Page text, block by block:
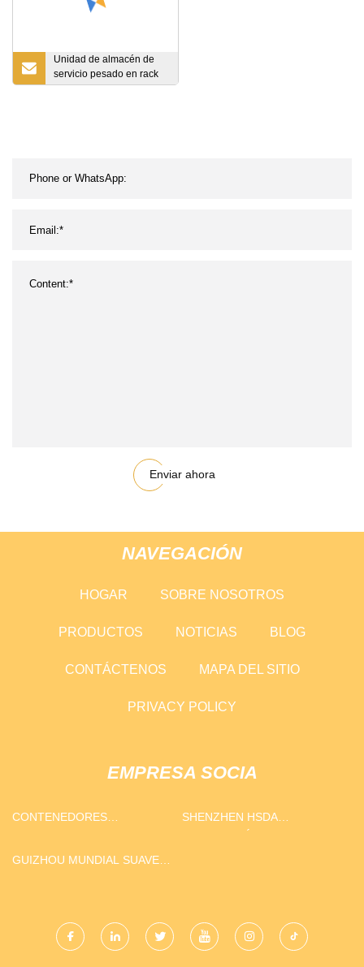
Unidad de almacén de
servicio pesado en rack
con palet
Enviar ahora
NAVEGACIÓN
HOGAR SOBRE NOSOTROS
PRODUCTOS NOTICIAS BLOG
CONTÁCTENOS MAPA DEL SITIO
PRIVACY POLICY
EMPRESA SOCIA
CONTENEDORES
PRECIO
SHENZHEN HSDA
GUIZHOU MUNDIAL SUAVE